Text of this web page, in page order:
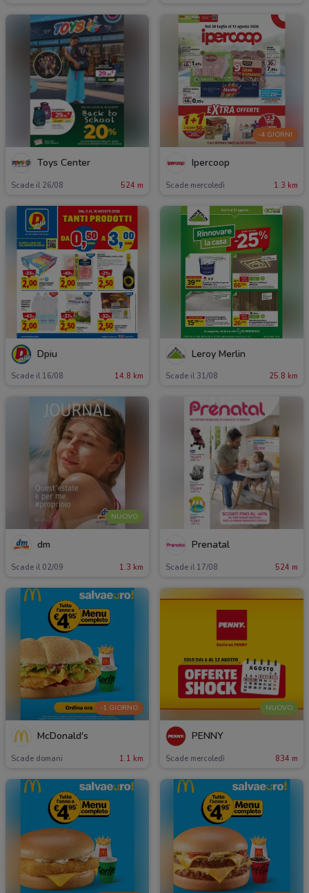
Toys Center
Scade il 26/08 524 m
-4 GIORNI
Ipercoop
Scade mercoledì 1.3 km
Dpiu
Scade il 16/08 14.8 km
Leroy Merlin
Scade il 31/08 25.8 km
NUOVO
dm
Scade il 02/09 1.3 km
Prenatal
Scade il 17/08 524 m
-1 GIORNO
McDonald's
Scade domani 1.1 km
NUOVO
PENNY
Scade mercoledì 834 m